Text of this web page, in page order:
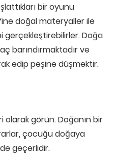
bir oyunu
doğal materyaller ile
Doğa
barındırmaktadır ve
edip peşine düşmektir.
olarak görün. Doğanın bir
çocuğu doğaya
geçerlidir.